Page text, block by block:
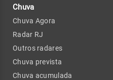
Chuva
Chuva Agora
Radar RJ
Outros radares
Chuva prevista
Chuva acumulada